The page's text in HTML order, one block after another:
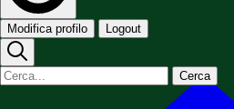
Modifica profilo Logout
Cerca